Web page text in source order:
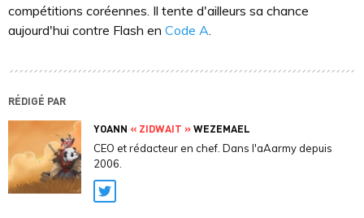
compétitions coréennes. Il tente d'ailleurs sa chance
aujourd'hui contre Flash en Code A.
RÉDIGÉ PAR
YOANN « ZIDWAIT »WEZEMAEL
CEO et rédacteur en chef. Dans l'aAarmy depuis
2006.
Twitter